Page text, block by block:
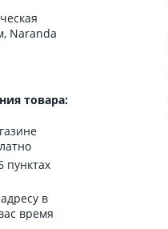
Naranda
товара:
пунктах
в
время